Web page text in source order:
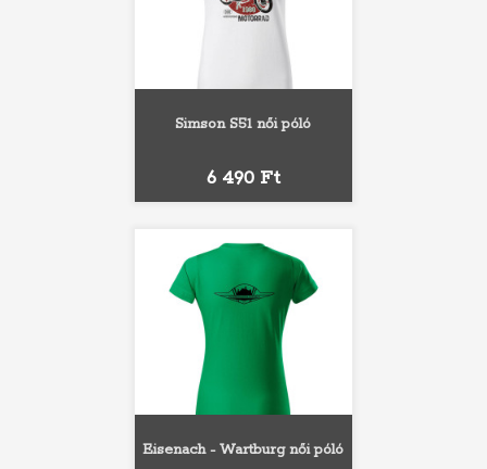
Simson S51 női póló
Ár
6 490 Ft
Eisenach - Wartburg női póló